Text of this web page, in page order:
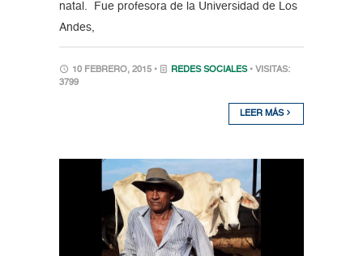
natal. Fue profesora de la Universidad de Los
Andes,
10 FEBRERO, 2015 • REDES SOCIALES • VISITAS:
3799
LEER MÁS